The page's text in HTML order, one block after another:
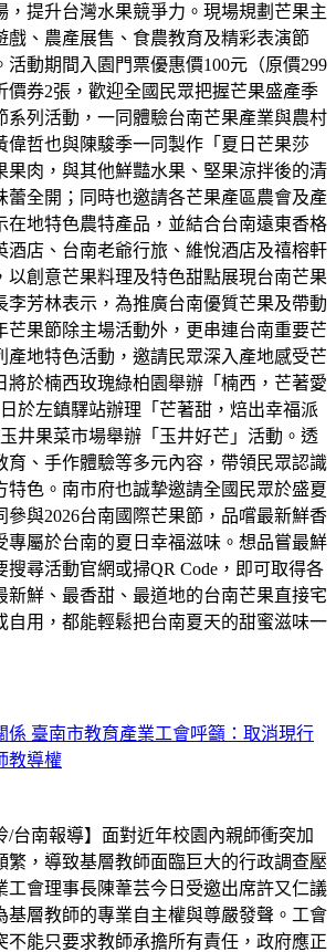
，提升台灣水果競爭力。現場規劃芒果主
戲、農產展售、食農教育及精彩表演節
活動期間入園門票優惠價100元（原價299
價券2張，歡迎全國民眾把握芒果盛產季
系列活動，一同體驗台南芒果產業與農村
偉哲也與陳駿季一同製作「夏日芒果莎
果肉，與其他鮮豔水果、堅果涼拌後的清
蕾全開；同時也邀請各芒果產區農會及產
在地特色農特產品，並結合台南遠東香格
酒店、台南老爺行旅、維悅酒店及禧榕軒
以創意芒果料理及特色甜點展現台南芒果
李芳林表示，為推廣台南優質芒果及帶動
芒果節除主場活動外，更串連台南重要芒
產地特色活動，邀請民眾深入產地感受芒
將於楠西玫瑰綠柏園舉辦「楠西，芒著愛
於左鎮驛站辦理「芒著甜，焙出幸福派
井果菜市場舉辦「玉井好芒」活動。透
育、手作體驗等多元內容，帶領民眾認識
特色。南市府也誠摯邀請全國民眾於盛夏
參與2026台南國際芒果節，品嚐最新鮮香
專屬於台南的夏日幸福滋味。想品嘗最鮮
搜尋活動官網或掃QR Code，即可取得各
新鮮、最香甜、最道地的台南芒果直接宅
自用，都能輕鬆把台南夏天的甜蜜滋味一
係 臺南市教育產業工會呼籲：取消現行
教導權
/台南報導】面對近年校園內親師衝突加
繁，導致基層教師面臨巨大的行政調查壓
工會理事長陳葦芸今日受邀出席許又仁議
基層教師的專業自主權與尊嚴發聲。工會
不能只要求教師承擔所有責任，政府應正